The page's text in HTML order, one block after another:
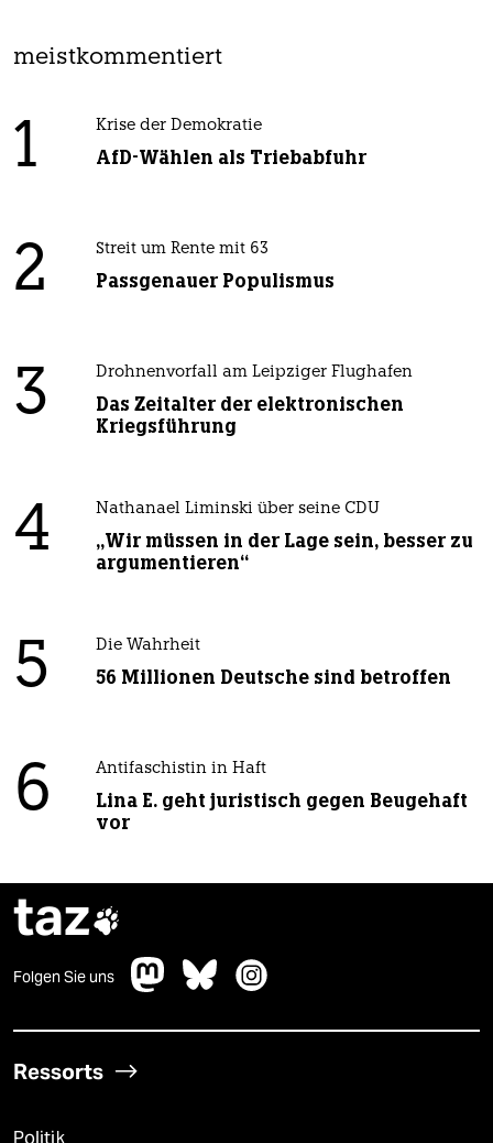
meistkommentiert
1 Krise der Demokratie
AfD-Wählen als Triebabfuhr
2 Streit um Rente mit 63
Passgenauer Populismus
3 Drohnenvorfall am Leipziger Flughafen
Das Zeitalter der elektronischen
Kriegsführung
4 Nathanael Liminski über seine CDU
„Wir müssen in der Lage sein, besser zu
argumentieren“
5 Die Wahrheit
56 Millionen Deutsche sind betroffen
6 Antifaschistin in Haft
Lina E. geht juristisch gegen Beugehaft
vor
taz
Folgen Sie uns
Ressorts
Politik